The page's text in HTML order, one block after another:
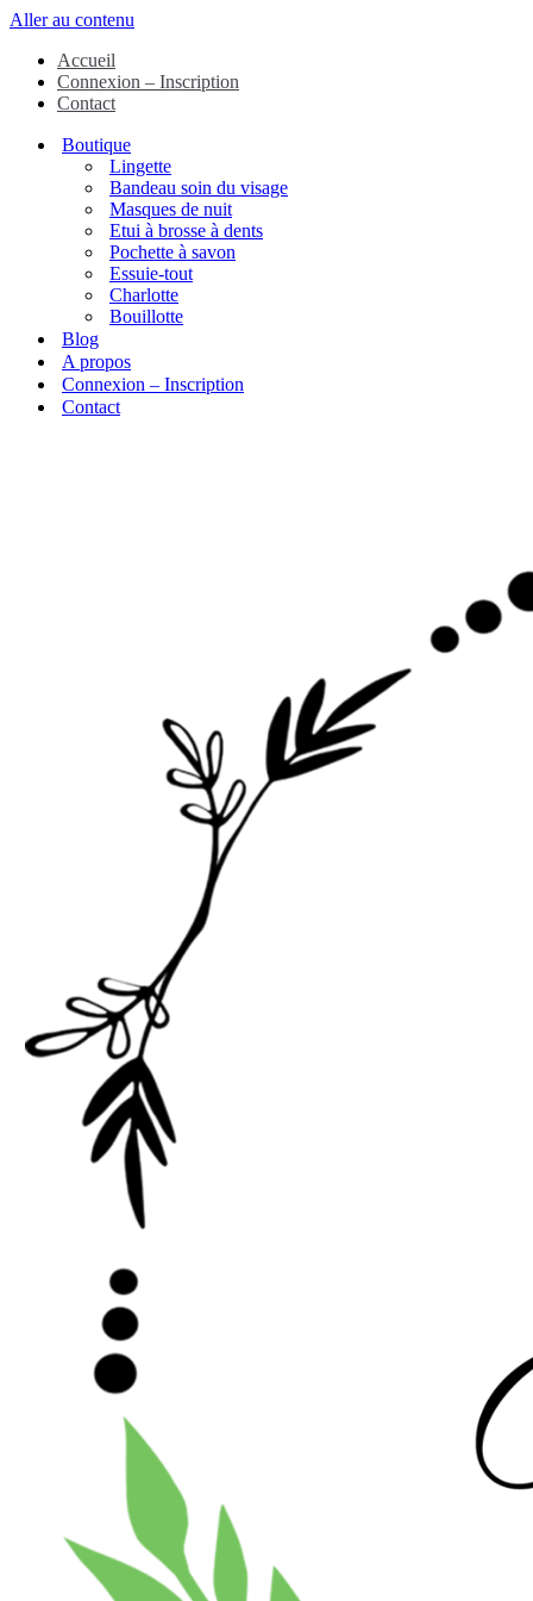
Aller au contenu
Accueil
Connexion – Inscription
Contact
Boutique
Lingette
Bandeau soin du visage
Masques de nuit
Etui à brosse à dents
Pochette à savon
Essuie-tout
Charlotte
Bouillotte
Blog
A propos
Connexion – Inscription
Contact